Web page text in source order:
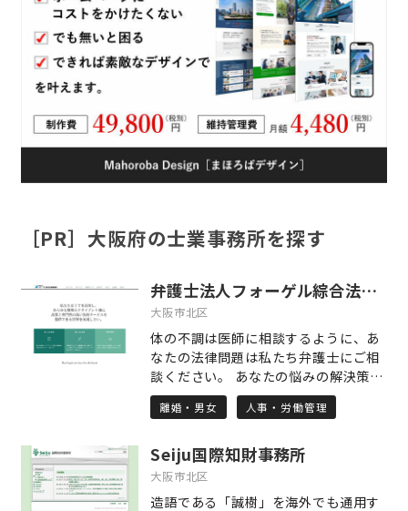
［PR］大阪府の士業事務所を探す
弁護士法人フォーゲル綜合法律事務所
大阪市北区
体の不調は医師に相談するように、あ
なたの法律問題は私たち弁護士にご相
談ください。 あなたの悩みの解決策を
あなたとともに見つけ出す、私たちは
そんな弁護士です。 ○コンセプト1
た時点で、とりうるベストの対策は何
かを綿密に検討し、すぐに対応する、
離婚・男女 人事・労働管理
Seiju国際知財事務所
大阪市北区
造語である「誠樹」を海外でも通用す